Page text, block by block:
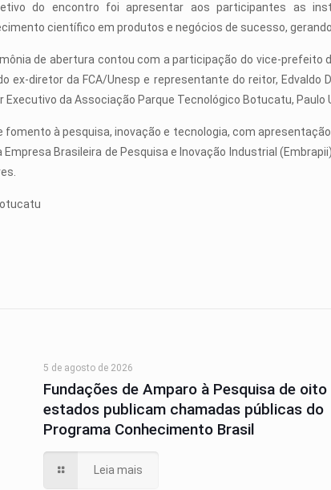
do encontro foi apresentar aos participantes as
científico em produtos e negócios de sucesso,
de abertura contou com a participação do vice-prefeito
ex-diretor da FCA/Unesp e representante do reitor,
Executivo da Associação Parque Tecnológico Botucatu, Paulo
à pesquisa, inovação e tecnologia, com
Brasileira de Pesquisa e Inovação Industrial
5 de agosto de 2026
Fundações de Amparo à Pesquisa de oito
estados publicam chamadas públicas do
Programa Conhecimento Brasil
Leia mais